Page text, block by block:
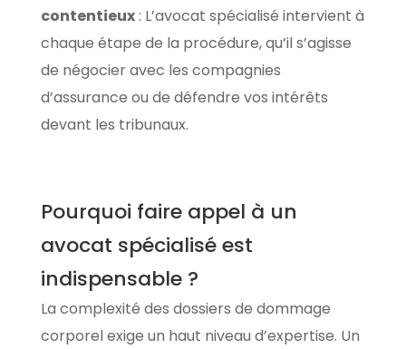
contentieux: L’avocat spécialisé intervient à
chaque étape de la procédure, qu’il s’agisse
de négocier avec les compagnies
d’assurance ou de défendre vos intérêts
devant les tribunaux.
Pourquoi faire appel à un
avocat spécialisé est
indispensable ?
La complexité des dossiers de dommage
corporel exige un haut niveau d’expertise. Un